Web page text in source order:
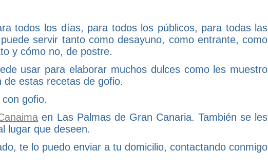
todos los días, para todos los públicos, para todas las
servir tanto como desayuno, como entrante, como
y cómo no, de postre.
usar para elaborar muchos dulces como les muestro
estas recetas de gofio.
gofio.
en Las Palmas de Gran Canaria. También se les
lugar que deseen.
te lo puedo enviar a tu domicilio, contactando conmigo